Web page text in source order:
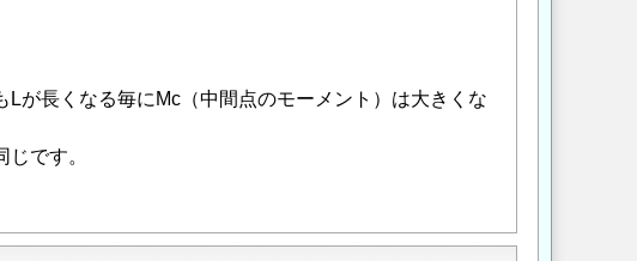
が長くなる毎にMc（中間点のモーメント）は大きくな
です。